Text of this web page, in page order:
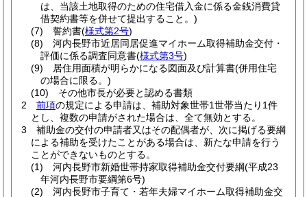
は、当該土地取得のための住宅借入金に係る金銭消費貸
借契約書等を併せて提出すること。)
(7)
誓約書(様式第2号)
(8)
河内長野市近居同居促進マイホーム取得補助金交付・
評価に係る調査同意書(様式第3号)
(9)
居住用面積が明らかになる図面及び計算書(併用住宅
の場合に限る。)
(10)
その他市長が必要と認める書類
2
前項の規定による申請は、補助対象世帯1世帯当たり1件
とし、複数の申請がされた場合は、全て無効とする。
3
補助金の交付の申請者又はその配偶者が、次に掲げる要綱
による補助を受けたことがある場合は、新たな申請を行う
ことができないものとする。
(1)
河内長野市新婚世帯持家取得補助金交付要綱(平成23
年河内長野市要綱第6号)
(2)
河内長野市子育て・若年夫婦マイホーム取得補助金交